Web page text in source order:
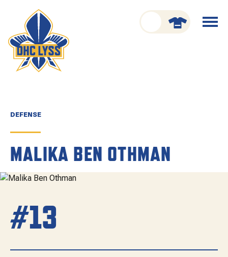
Menü
öffnen
schliessen
CLUB
GESCHICHTE
TEAM
DEFENSE
MALIKA BEN OTHMAN
#13